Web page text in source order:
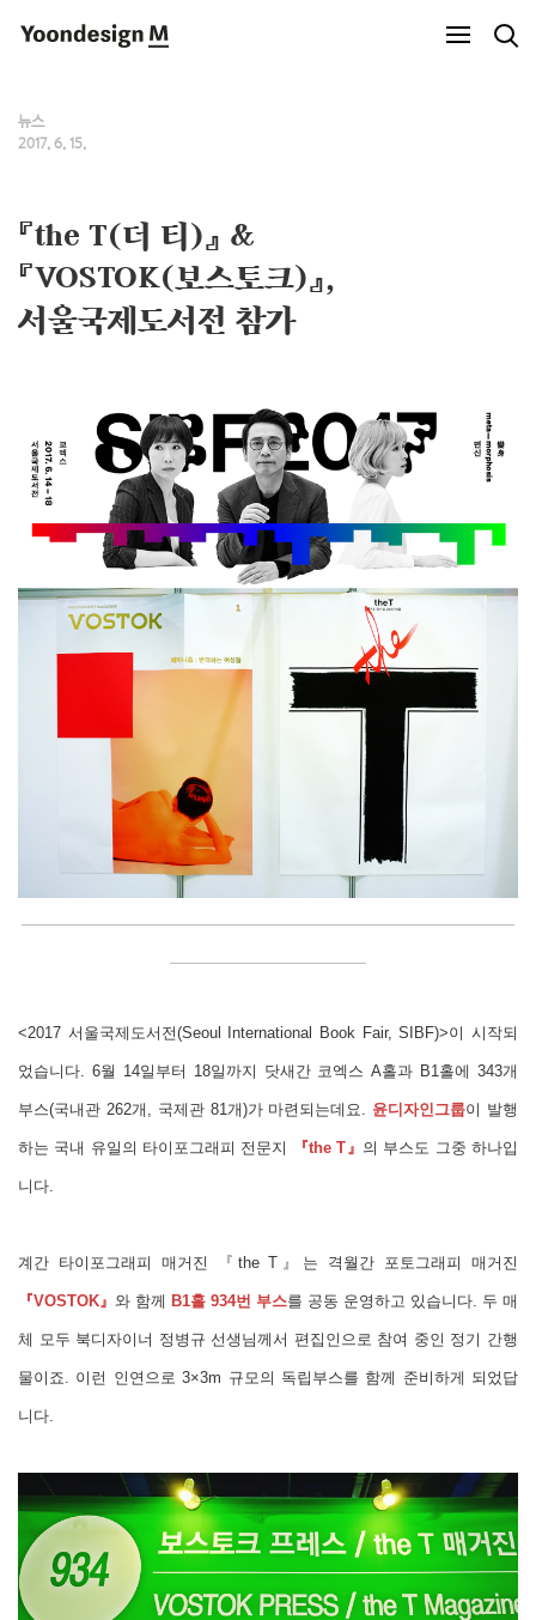
Yoondesign M
뉴스
2017. 6. 15.
『the T(더 티)』 &
『VOSTOK(보스토크)』,
서울국제도서전 참가
<2017 서울국제도서전(Seoul International Book Fair, SIBF)>이 시작되
었습니다. 6월 14일부터 18일까지 닷새간 코엑스 A홀과 B1홀에 343개
부스(국내관 262개, 국제관 81개)가 마련되는데요. 윤디자인그룹이 발행
하는 국내 유일의 타이포그래피 전문지 『the T』 의 부스도 그중 하나입
니다.
계간 타이포그래피 매거진 『the T』는 격월간 포토그래피 매거진
『VOSTOK』 와 함께 B1홀 934번 부스를 공동 운영하고 있습니다. 두 매
체 모두 북디자이너 정병규 선생님께서 편집인으로 참여 중인 정기 간행
물이죠. 이런 인연으로 3×3m 규모의 독립부스를 함께 준비하게 되었답
니다.